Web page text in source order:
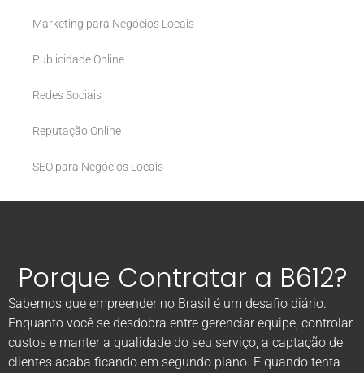
Marketing para Negócios Locais
Publicidade Online
Redes Sociais
Reputação Online
SEO para Negócios Locais
Porque Contratar a B612?
Sabemos que empreender no Brasil é um desafio diário.
Enquanto você se desdobra entre gerenciar equipe, controlar
custos e manter a qualidade do seu serviço, a captação de
clientes acaba ficando em segundo plano. E quando tenta